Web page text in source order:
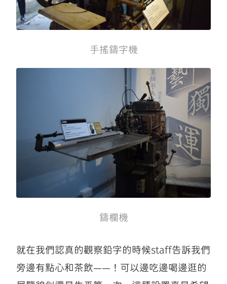
手搖鑄字機
鑄欄機
就在我們認真的觀察鉛字的時候staff告訴我們
旁邊有點心和茶飲——！可以邊吃邊喝邊逛的